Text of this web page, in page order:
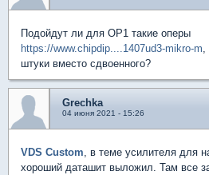
Подойдут ли для OP1 такие оперы
https://www.chipdip....1407ud3-mikro-m,
штуки вместо сдвоенного?
Grechka
04 июня 2021 - 15:26
VDS Custom, в теме усилителя для
хороший даташит выложил. Там все